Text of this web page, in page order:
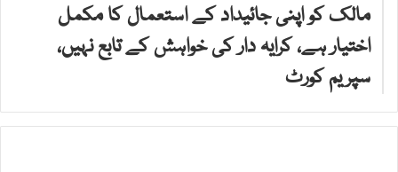
مالک کو اپنی جائیداد کے استعمال کا مکمل
اختیار ہے، کرایہ دار کی خواہش کے تابع نہیں،
سپریم کورٹ